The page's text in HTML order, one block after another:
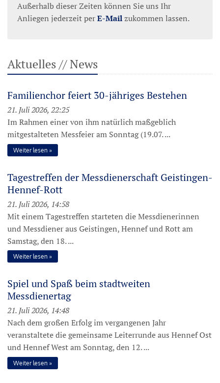
Außerhalb dieser Zeiten können Sie uns Ihr
Anliegen jederzeit perE-Mailzukommen lassen.
Aktuelles // News
Familienchor feiert 30-jähriges Bestehen
21. Juli 2026, 22:25
Im Rahmen einer von ihm natürlich maßgeblich
mitgestalteten Messfeier am Sonntag (19.07. ...
Weiter lesen
Tagestreffen der Messdienerschaft Geistingen-
Hennef-Rott
21. Juli 2026, 14:58
Mit einem Tagestreffen starteten die Messdienerinnen
und Messdiener aus Geistingen, Hennef und Rott am
Samstag, den 18. ...
Weiter lesen
Spiel und Spaß beim stadtweiten
Messdienertag
21. Juli 2026, 14:48
Nach dem großen Erfolg im vergangenen Jahr
veranstaltete die gemeinsame Leiterrunde aus Hennef Ost
und Hennef West am Sonntag, den 12. ...
Weiter lesen